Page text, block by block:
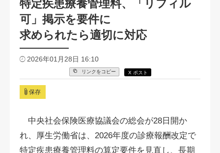
特定疾患療養管理料、「リフィル
可」掲示を要件に
求められたら適切に対応
2026年01月28日 16:10
リンクをコピー X ポスト
保存
中央社会保険医療協議会の総会が28日開か
れ、厚生労働省は、2026年度の診療報酬改定で
特定疾患療養管理料の算定要件を見直し、長期